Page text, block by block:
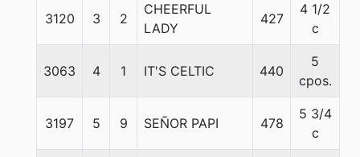
3120 3 2
CHEERFUL
LADY
427
4 1/2
c
3063 4 1 IT'S CELTIC 440
5
cpos.
3197 5 9 SEÑOR PAPI 478
5 3/4
c